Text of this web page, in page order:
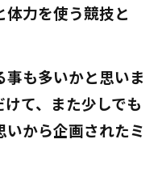
力を使う競技と
事も多いかと思いま
て、また少しでも
いから企画されたミ